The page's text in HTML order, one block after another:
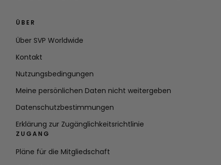
ÜBER
Über SVP Worldwide
Kontakt
Nutzungsbedingungen
Meine persönlichen Daten nicht weitergeben
Datenschutzbestimmungen
Erklärung zur Zugänglichkeitsrichtlinie
ZUGANG
Pläne für die Mitgliedschaft